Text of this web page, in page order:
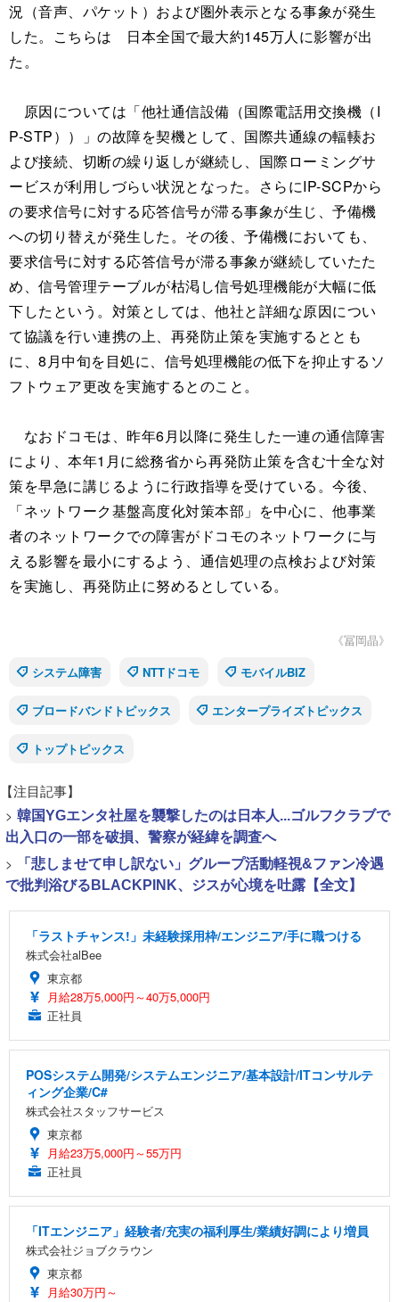
況（音声、パケット）および圏外表示となる事象が発生
した。こちらは 日本全国で最大約145万人に影響が出
た。
原因については「他社通信設備（国際電話用交換機（I
P-STP））」の故障を契機として、国際共通線の輻輳お
よび接続、切断の繰り返しが継続し、国際ローミングサ
ービスが利用しづらい状況となった。さらにIP-SCPから
の要求信号に対する応答信号が滞る事象が生じ、予備機
への切り替えが発生した。その後、予備機においても、
要求信号に対する応答信号が滞る事象が継続していたた
め、信号管理テーブルが枯渇し信号処理機能が大幅に低
下したという。対策としては、他社と詳細な原因につい
て協議を行い連携の上、再発防止策を実施するととも
に、8月中旬を目処に、信号処理機能の低下を抑止するソ
フトウェア更改を実施するとのこと。
なおドコモは、昨年6月以降に発生した一連の通信障害
により、本年1月に総務省から再発防止策を含む十全な対
策を早急に講じるように行政指導を受けている。今後、
「ネットワーク基盤高度化対策本部」を中心に、他事業
者のネットワークでの障害がドコモのネットワークに与
える影響を最小にするよう、通信処理の点検および対策
を実施し、再発防止に努めるとしている。
《冨岡晶》
システム障害
NTTドコモ モバイルBIZ
ブロードバンドトピックス エンタープライズトピックス
トップトピックス
【注目記事】
> 韓国YGエンタ社屋を襲撃したのは日本人...ゴルフクラブで
出入口の一部を破損、警察が経緯を調査へ
>
「悲しませて申し訳ない」グループ活動軽視&ファン冷遇
で批判浴びるBLACKPINK、ジスが心境を吐露【全文】
「ラストチャンス!」未経験採用枠/エンジニア/手に職つける
株式会社alBee
東京都
月給28万5,000円～40万5,000円
正社員
POSシステム開発/システムエンジニア/基本設計/ITコンサルテ
ィング企業/C#
株式会社スタッフサービス
東京都
月給23万5,000円～55万円
正社員
「ITエンジニア」経験者/充実の福利厚生/業績好調により増員
株式会社ジョブクラウン
東京都
月給30万円～